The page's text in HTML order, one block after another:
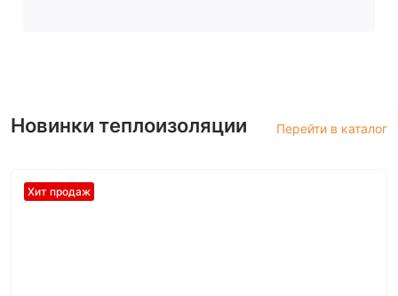
Новинки теплоизоляции Перейти в каталог
Хит продаж